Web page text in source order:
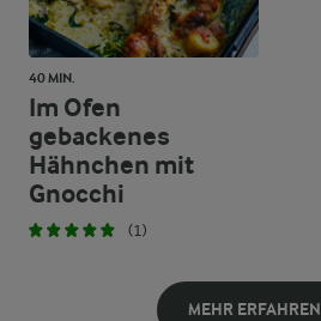
40 MIN.
Im Ofen
gebackenes
Hähnchen mit
Gnocchi
(1)
MEHR ERFAHREN